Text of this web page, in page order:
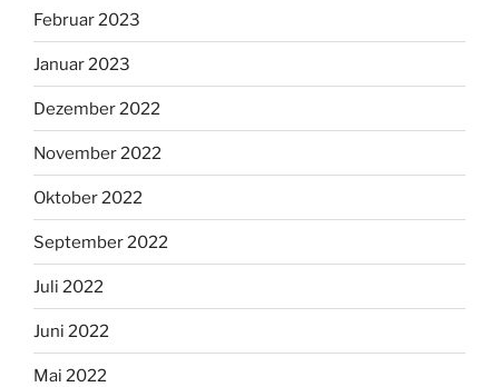
Februar 2023
Januar 2023
Dezember 2022
November 2022
Oktober 2022
September 2022
Juli 2022
Juni 2022
Mai 2022